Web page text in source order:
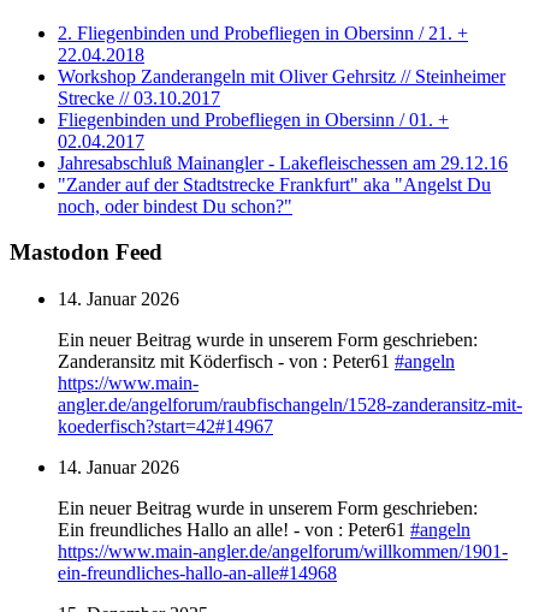
2. Fliegenbinden und Probefliegen in Obersinn / 21. +
22.04.2018
Workshop Zanderangeln mit Oliver Gehrsitz // Steinheimer
Strecke // 03.10.2017
Fliegenbinden und Probefliegen in Obersinn / 01. +
02.04.2017
Jahresabschluß Mainangler - Lakefleischessen am 29.12.16
"Zander auf der Stadtstrecke Frankfurt" aka "Angelst Du
noch, oder bindest Du schon?"
Mastodon Feed
14. Januar 2026
Ein neuer Beitrag wurde in unserem Form geschrieben:
Zanderansitz mit Köderfisch - von : Peter61 #angeln
https://www.main-
angler.de/angelforum/raubfischangeln/1528-zanderansitz-mit-
koederfisch?start=42#14967
14. Januar 2026
Ein neuer Beitrag wurde in unserem Form geschrieben:
Ein freundliches Hallo an alle! - von : Peter61 #angeln
https://www.main-angler.de/angelforum/willkommen/1901-
ein-freundliches-hallo-an-alle#14968